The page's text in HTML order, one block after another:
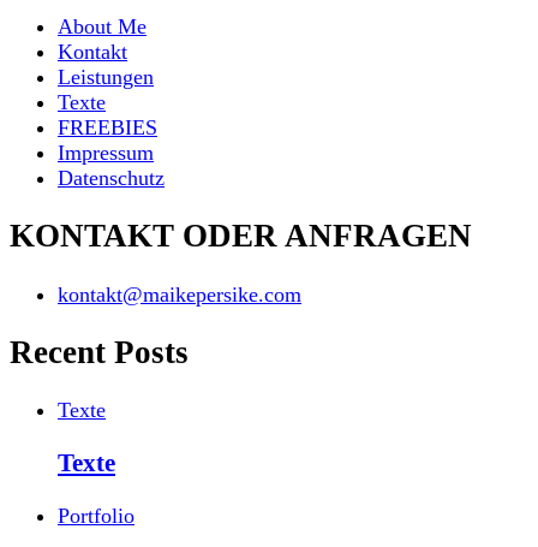
About Me
Kontakt
Leistungen
Texte
FREEBIES
Impressum
Datenschutz
KONTAKT ODER ANFRAGEN
kontakt@maikepersike.com
Recent Posts
Texte
Texte
Portfolio